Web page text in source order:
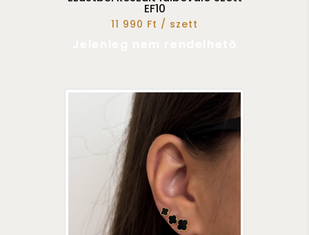
EF10
11 990 Ft / szett